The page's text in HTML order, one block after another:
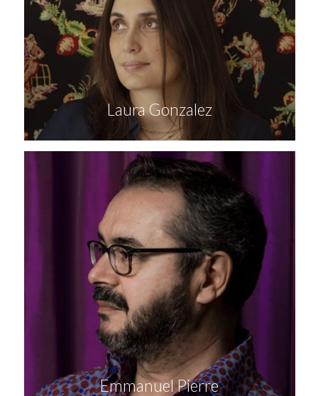
Laura Gonzalez
Emmanuel Pierre